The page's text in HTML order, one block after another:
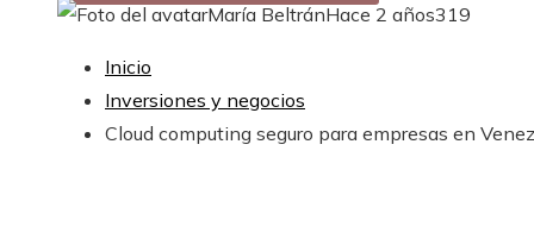
María BeltránHace 2 años319
Inicio
Inversiones y negocios
Cloud computing seguro para empresas en